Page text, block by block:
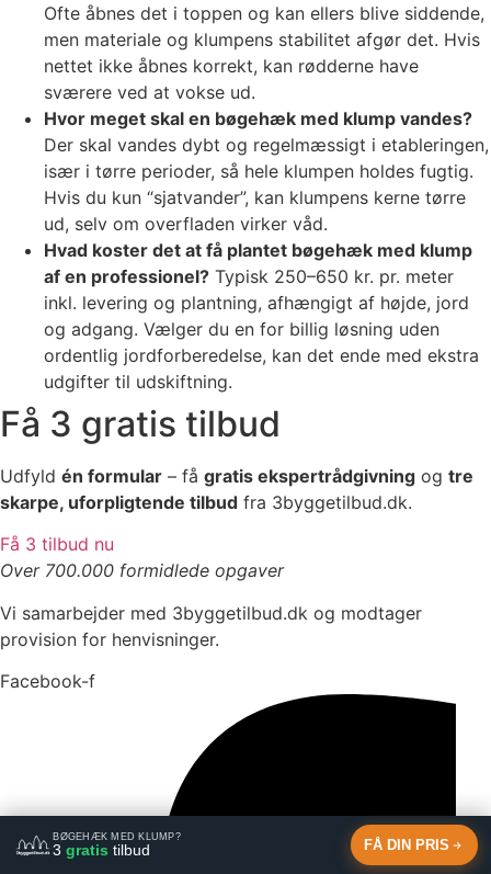
Ofte åbnes det i toppen og kan ellers blive siddende,
men materiale og klumpens stabilitet afgør det. Hvis
nettet ikke åbnes korrekt, kan rødderne have
sværere ved at vokse ud.
Hvor meget skal en bøgehæk med klump vandes?
Der skal vandes dybt og regelmæssigt i etableringen,
især i tørre perioder, så hele klumpen holdes fugtig.
Hvis du kun “sjatvander”, kan klumpens kerne tørre
ud, selv om overfladen virker våd.
Hvad koster det at få plantet bøgehæk med klump
af en professionel? Typisk 250–650 kr. pr. meter
inkl. levering og plantning, afhængigt af højde, jord
og adgang. Vælger du en for billig løsning uden
ordentlig jordforberedelse, kan det ende med ekstra
udgifter til udskiftning.
Få 3 gratis tilbud
Udfyld én formular – få gratis ekspertrådgivning og tre
skarpe, uforpligtende tilbud fra 3byggetilbud.dk.
Få 3 tilbud nu
Over 700.000 formidlede opgaver
BØGEHÆK MED KLUMP?
3gratis tilbud FÅ DIN PRIS
Vi samarbejder med 3byggetilbud.dk og modtager
provision for henvisninger.
Facebook-f